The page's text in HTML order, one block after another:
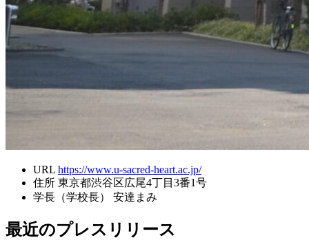
URL https://www.u-sacred-heart.ac.jp/
住所 東京都渋谷区広尾4丁目3番1号
学長（学校長）
安達まみ
最近のプレスリリース